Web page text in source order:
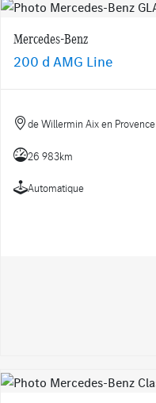
Mercedes-Benz
200 d AMG Line
de Willermin Aix en Provence
26 983km
Automatique